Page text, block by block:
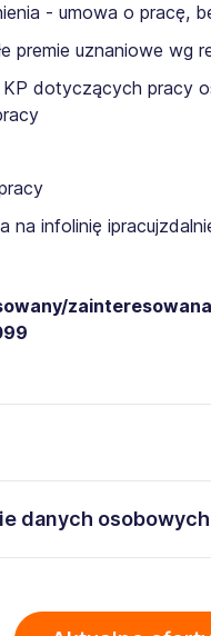
- umowa o pracę,
premie uznaniowe wg
dotyczących pracy
na infolinię
przetwarzane są w
informacji na temat
danych osobowych
5170413726 zawartych